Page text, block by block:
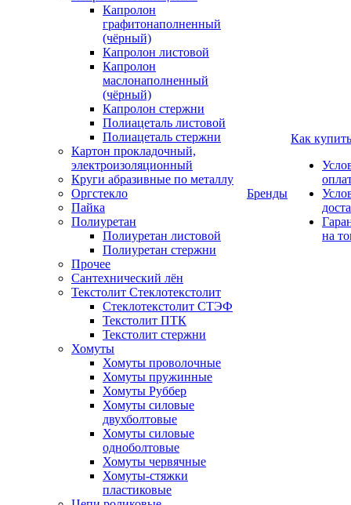
Капролон
графитонаполненный
(чёрный)
Капролон листовой
Капролон
маслонаполненный
(чёрный)
Капролон стержни
Полиацеталь листовой
Полиацеталь стержни
Картон прокладочный,
электроизоляционный
Круги абразивные по металлу
Оргстекло
Пайка
Полиуретан
Полиуретан листовой
Полиуретан стержни
Прочее
Сантехнический лён
Текстолит Стеклотекстолит
Стеклотекстолит СТЭФ
Текстолит ПТК
Текстолит стержни
Хомуты
Хомуты проволочные
Хомуты пружинные
Хомуты Руббер
Хомуты силовые
двухболтовые
Хомуты силовые
одноболтовые
Хомуты червячные
Хомуты-стяжки
пластиковые
Бренды
Как купить
на